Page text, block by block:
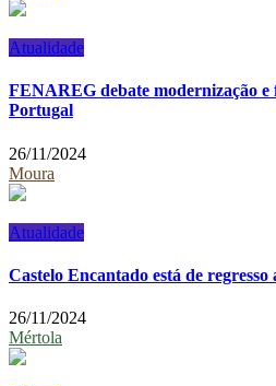
Atualidade
FENAREG debate modernização
Portugal
26/11/2024
Moura
Atualidade
Castelo Encantado está de
26/11/2024
Mértola